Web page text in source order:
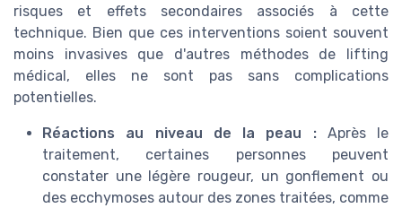
risques et effets secondaires associés à cette
technique. Bien que ces interventions soient souvent
moins invasives que d'autres méthodes de lifting
médical, elles ne sont pas sans complications
potentielles.
Réactions au niveau de la peau :Après le
traitement, certaines personnes peuvent
constater une légère rougeur, un gonflement ou
des ecchymoses autour des zones traitées, comme